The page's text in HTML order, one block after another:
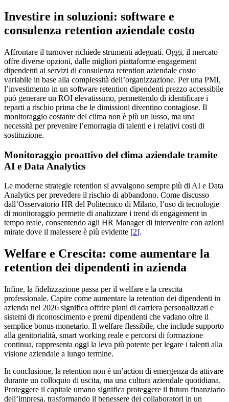
Investire in soluzioni: software e
consulenza retention aziendale costo
Affrontare il turnover richiede strumenti adeguati. Oggi, il mercato
offre diverse opzioni, dalle migliori piattaforme engagement
dipendenti ai servizi di consulenza retention aziendale costo
variabile in base alla complessità dell’organizzazione. Per una PMI,
l’investimento in un software retention dipendenti prezzo accessibile
può generare un ROI elevatissimo, permettendo di identificare i
reparti a rischio prima che le dimissioni diventino contagiose. Il
monitoraggio costante del clima non è più un lusso, ma una
necessità per prevenire l’emorragia di talenti e i relativi costi di
sostituzione.
Monitoraggio proattivo del clima aziendale tramite
AI e Data Analytics
Le moderne strategie retention si avvalgono sempre più di AI e Data
Analytics per prevedere il rischio di abbandono. Come discusso
dall’Osservatorio HR del Politecnico di Milano, l’uso di tecnologie
di monitoraggio permette di analizzare i trend di engagement in
tempo reale, consentendo agli HR Manager di intervenire con azioni
mirate dove il malessere è più evidente [2].
Welfare e Crescita: come aumentare la
retention dei dipendenti in azienda
Infine, la fidelizzazione passa per il welfare e la crescita
professionale. Capire come aumentare la retention dei dipendenti in
azienda nel 2026 significa offrire piani di carriera personalizzati e
sistemi di riconoscimento e premi dipendenti che vadano oltre il
semplice bonus monetario. Il welfare flessibile, che include supporto
alla genitorialità, smart working reale e percorsi di formazione
continua, rappresenta oggi la leva più potente per legare i talenti alla
visione aziendale a lungo termine.
In conclusione, la retention non è un’action di emergenza da attivare
durante un colloquio di uscita, ma una cultura aziendale quotidiana.
Proteggere il capitale umano significa proteggere il futuro finanziario
dell’impresa, trasformando il benessere dei collaboratori in un